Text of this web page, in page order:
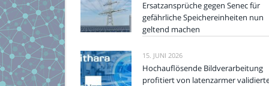
Ersatzansprüche gegen Senec für
gefährliche Speichereinheiten nun
geltend machen
15. JUNI 2026
Hochauflösende Bildverarbeitung
profitiert von latenzarmer